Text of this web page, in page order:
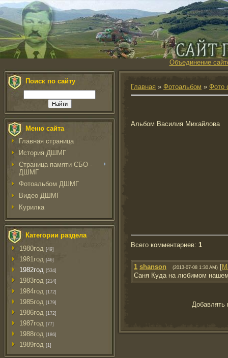
Объединение
Поиск по сайту
Меню сайта
Главная страница
История ДШМГ
Страница памяти СБО -
ДШМГ
Фотоальбом ДШМГ
Видео ДШМГ
Курилка
Категории раздела
1980год [49]
1981год [46]
1982год [534]
1983год [214]
1984год [172]
1985год [179]
1986год [172]
1987год [77]
1988год [186]
1989год [1]
Главная » Фотоальбом » Фото
Альбом Василия Михайлова
Всего комментариев: 1
1 shanson (2013-07-08 1:30 AM) [
Саня Куда на любимом нашем
Добавлять